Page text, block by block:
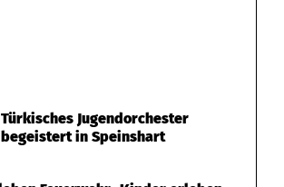
Türkisches Jugendorchester
begeistert in Speinshart